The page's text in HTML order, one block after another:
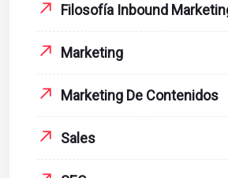
Filosofía Inbound
Marketing
Marketing De Contenidos
Sales